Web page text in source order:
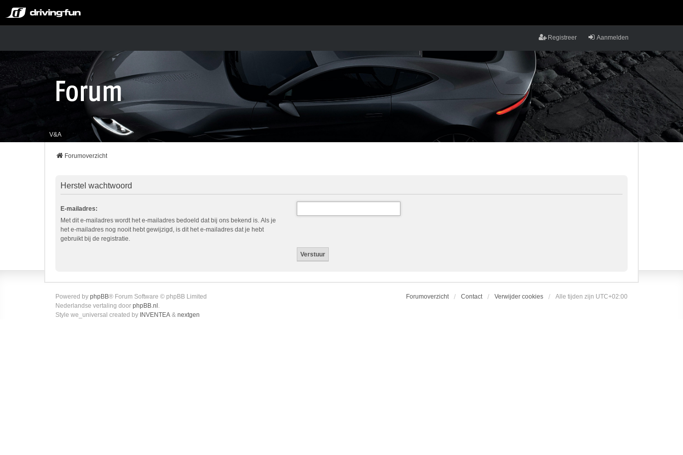
Aanmelden
Registreer
V&A
Forumoverzicht
Herstel wachtwoord
E-mailadres:
Met dit e-mailadres wordt het e-mailadres bedoeld dat bij ons bekend is. Als je
het e-mailadres nog nooit hebt gewijzigd, is dit het e-mailadres dat je hebt
gebruikt bij de registratie.
Forumoverzicht Contact Verwijder cookies Alle tijden zijn UTC+02:00
Powered by phpBB® Forum Software © phpBB Limited
Nederlandse vertaling door phpBB.nl .
Style we_universal created by INVENTEA & nextgen